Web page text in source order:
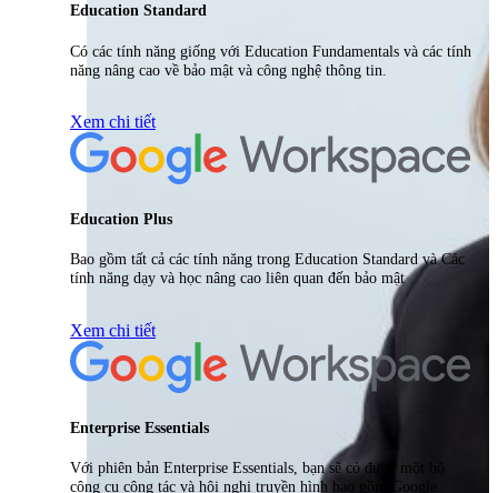
Education Standard
Có các tính năng giống với Education Fundamentals và các tính
năng nâng cao về bảo mật và công nghệ thông tin.
Xem chi tiết
Education Plus
Bao gồm tất cả các tính năng trong Education Standard và Các
tính năng dạy và học nâng cao liên quan đến bảo mật
Xem chi tiết
Enterprise Essentials
Với phiên bản Enterprise Essentials, bạn sẽ có được một bộ
công cụ cộng tác và hội nghị truyền hình bao gồm Google